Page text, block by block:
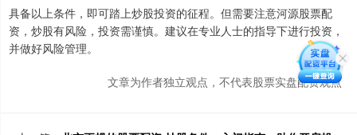
具备以上条件，即可踏上炒股投资的征程。但需要注意河源股票配
资，炒股有风险，投资需谨慎。建议在专业人士的指导下进行投资，
并做好风险管理。
文章为作者独立观点，不代表股票实盘配资观点